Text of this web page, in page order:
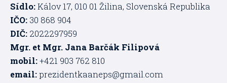
Sídlo:Kálov 17, 010 01 Žilina, Slovenská Republika
IČO: 30 868 904
DIČ: 2022297959
Mgr. et Mgr. Jana Barčák Filipová
mobil:+421 903 762 810
email:prezidentkaaneps@gmail.com